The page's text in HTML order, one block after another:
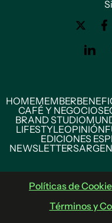
HOMEMEMBER
CAFÉ Y NEGOCIOS
BRAND STUDIO
LIFESTYLEOPINIÓN
EDICIONES
NEWSLETTERS
Políticas de
Términos y